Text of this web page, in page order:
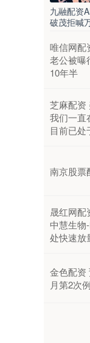
九融配资
破茂拒喊
唯信网配
老公被曝
10年半
芝麻配资
我们一直
目前已处
南京股票
晟红网配
中慧生物
处快速放
金色配资
月第2次